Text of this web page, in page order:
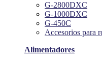
G-2800DXC
G-1000DXC
G-450C
Accesorios para
Alimentadores